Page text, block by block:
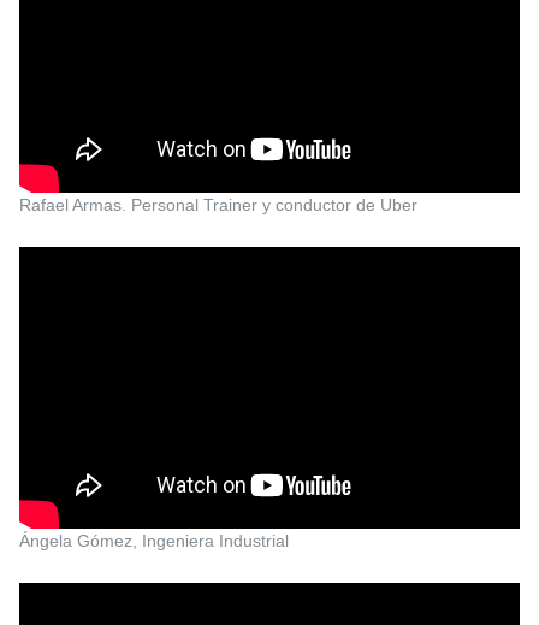
Rafael Armas. Personal Trainer y conductor de Uber
Ángela Gómez, Ingeniera Industrial